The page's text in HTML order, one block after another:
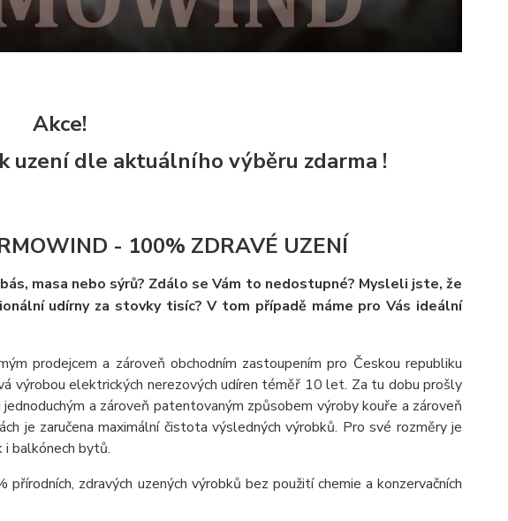
Akce!
uzení dle aktuálního výběru zdarma !
- 100% ZDRAVÉ UZENÍ
masa nebo sýrů? Zdálo se Vám to nedostupné? Mysleli jste, že
udírny za stovky tisíc? V tom případě máme pro Vás ideální
prodejcem a zároveň obchodním zastoupením pro Českou republiku
výrobou elektrických nerezových udíren téměř 10 let. Za tu dobu prošly
a zároveň patentovaným způsobem výroby kouře a zároveň
je zaručena maximální čistota výsledných výrobků. Pro své rozměry je
i balkónech bytů.
zdravých uzených výrobků bez použití chemie a konzervačních